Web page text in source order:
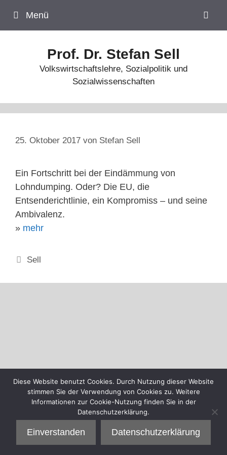
Inhalt
springen
Menü
Prof. Dr. Stefan Sell
Volkswirtschaftslehre, Sozialpolitik und
Sozialwissenschaften
25. Oktober 2017 von Stefan Sell
Ein Fortschritt bei der Eindämmung von
Lohndumping. Oder? Die EU, die
Entsenderichtlinie, ein Kompromiss – und seine
Ambivalenz.
» mehr
Kategorien
Sell
Diese Website benutzt Cookies. Durch Nutzung dieser Website
stimmen Sie der Verwendung von Cookies zu. Weitere
Informationen zur Cookie-Nutzung finden Sie in der
Datenschutzerklärung.
Einverstanden Datenschutzerklärung